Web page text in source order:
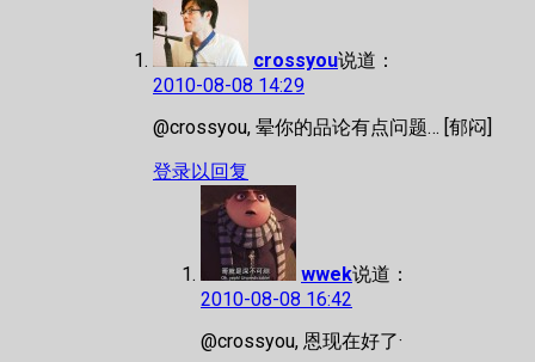
crossyou说道：
2010-08-08 14:29
@crossyou, 晕你的品论有点问题… [郁闷]
登录以回复
wwek说道：
2010-08-08 16:42
@crossyou, 恩现在好了·